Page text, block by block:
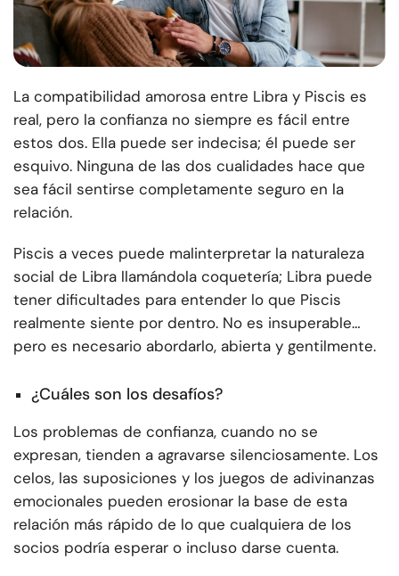
La compatibilidad amorosa entre Libra y Piscis es
real, pero la confianza no siempre es fácil entre
estos dos. Ella puede ser indecisa; él puede ser
esquivo. Ninguna de las dos cualidades hace que
sea fácil sentirse completamente seguro en la
relación.
Piscis a veces puede malinterpretar la naturaleza
social de Libra llamándola coquetería; Libra puede
tener dificultades para entender lo que Piscis
realmente siente por dentro. No es insuperable…
pero es necesario abordarlo, abierta y gentilmente.
¿Cuáles son los desafíos?
Los problemas de confianza, cuando no se
expresan, tienden a agravarse silenciosamente. Los
celos, las suposiciones y los juegos de adivinanzas
emocionales pueden erosionar la base de esta
relación más rápido de lo que cualquiera de los
socios podría esperar o incluso darse cuenta.